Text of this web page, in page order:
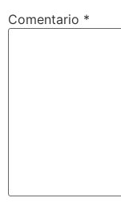
Comentario *